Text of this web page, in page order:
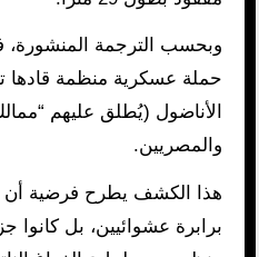
وبحسب الترجمة المنشورة،
حملة عسكرية منظمة
الأناضول (يُطلق عليهم
والمصريين.
هذا الكشف يطرح فرضية أن
برابرة عشوائيين، بل